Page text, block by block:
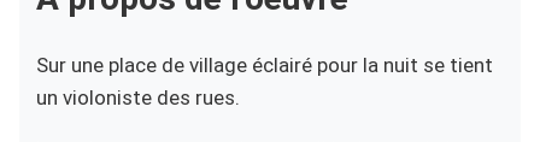
Sur une place de village éclairé pour la nuit se tient
un violoniste des rues.